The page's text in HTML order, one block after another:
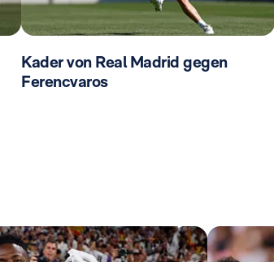
Kader von Real Madrid gegen
Ferencvaros